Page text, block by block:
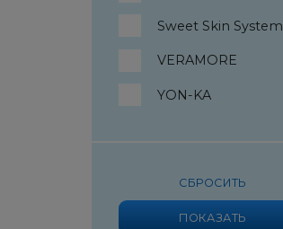
Sweet Skin System
VERAMORE
YON-KA
СБРОСИТЬ
ПОКАЗАТЬ